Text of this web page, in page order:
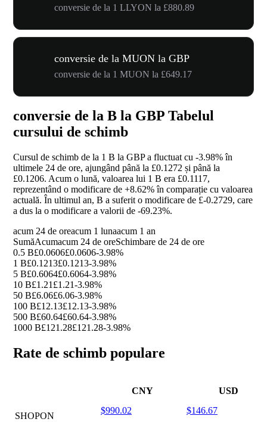
conversie de la 1 LLYON la £880.89
conversie de la MUON la GBP
conversie de la 1 MUON la £649.17
conversie de la B la GBP Tabelul
cursului de schimb
Cursul de schimb de la 1 B la GBP a fluctuat cu -3.98%în
ultimele 24 de ore, ajungând până la £0.1272 și până la
£0.1206. Acum o lună, valoarea lui 1 B era £0.1117,
reprezentând o modificare de +8.62%în comparație cu valoarea
actuală. În ultimul an, B a suferit o modificare de £-0.2729, care
a dus la o modificare a valorii de -69.23%.
acum 24 de oreacum 1 lunaacum 1 an
SumăAcumacum 24 de oreSchimbare de 24 de ore
0.5 B£0.0606£0.0606-3.98%
1 B£0.1213£0.1213-3.98%
5 B£0.6064£0.6064-3.98%
10 B£1.21 £1.21-3.98%
50 B£6.06£6.06-3.98%
100 B£12.13£12.13-3.98%
500 B£60.64£60.64-3.98%
1000 B£121.28£121.28-3.98%
Rate de schimb populare
CNY USD
SHOPON
$990.02 $146.67